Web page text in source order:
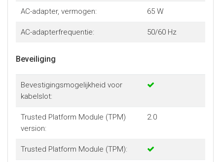
AC-adapter, vermogen: 65 W
AC-adapterfrequentie: 50/60 Hz
Beveiliging
Bevestigingsmogelijkheid voor
kabelslot:
Trusted Platform Module (TPM)
version:
2.0
Trusted Platform Module (TPM):